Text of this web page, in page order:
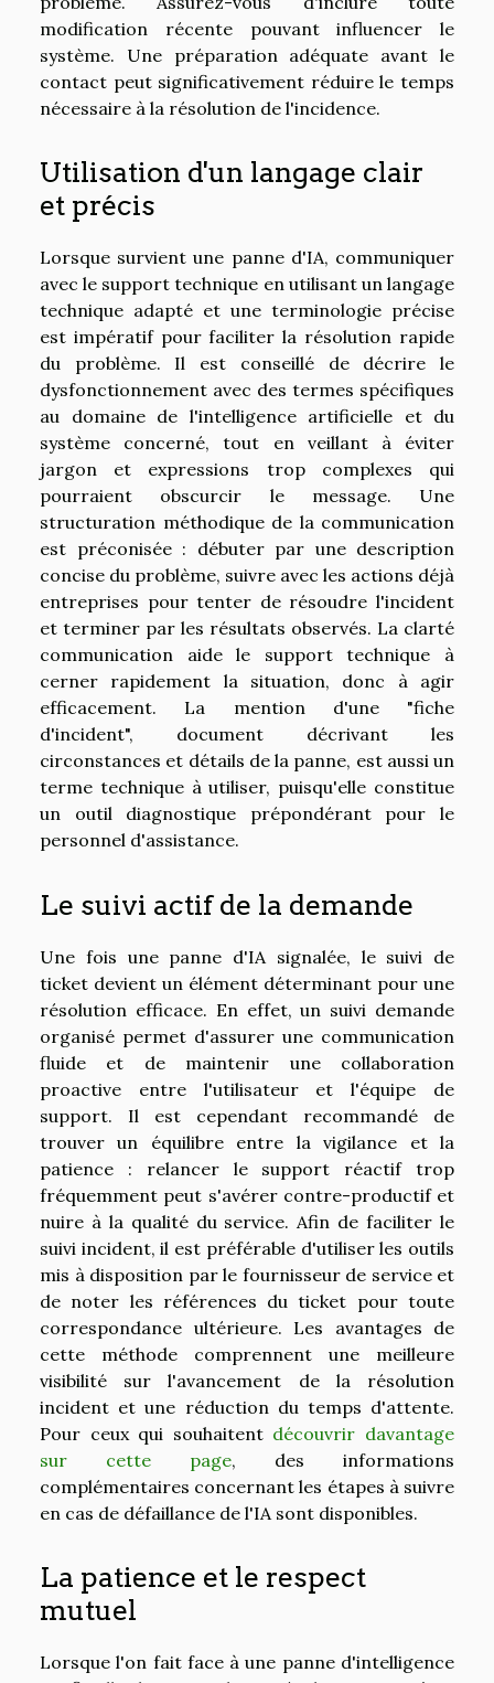
modification récente pouvant influencer le
système. Une préparation adéquate avant le
contact peut significativement réduire le temps
nécessaire à la résolution de l'incidence.
Utilisation d'un langage clair
et précis
Lorsque survient une panne d'IA, communiquer
avec le support technique en utilisant un langage
technique adapté et une terminologie précise
est impératif pour faciliter la résolution rapide
du problème. Il est conseillé de décrire le
dysfonctionnement avec des termes spécifiques
au domaine de l'intelligence artificielle et du
système concerné, tout en veillant à éviter
jargon et expressions trop complexes qui
pourraient obscurcir le message. Une
structuration méthodique de la communication
est préconisée : débuter par une description
concise du problème, suivre avec les actions déjà
entreprises pour tenter de résoudre l'incident
et terminer par les résultats observés. La clarté
communication aide le support technique à
cerner rapidement la situation, donc à agir
efficacement. La mention d'une "fiche
d'incident", document décrivant les
circonstances et détails de la panne, est aussi un
terme technique à utiliser, puisqu'elle constitue
un outil diagnostique prépondérant pour le
personnel d'assistance.
Le suivi actif de la demande
Une fois une panne d'IA signalée, le suivi de
ticket devient un élément déterminant pour une
résolution efficace. En effet, un suivi demande
organisé permet d'assurer une communication
fluide et de maintenir une collaboration
proactive entre l'utilisateur et l'équipe de
support. Il est cependant recommandé de
trouver un équilibre entre la vigilance et la
patience : relancer le support réactif trop
fréquemment peut s'avérer contre-productif et
nuire à la qualité du service. Afin de faciliter le
suivi incident, il est préférable d'utiliser les outils
mis à disposition par le fournisseur de service et
de noter les références du ticket pour toute
correspondance ultérieure. Les avantages de
cette méthode comprennent une meilleure
visibilité sur l'avancement de la résolution
incident et une réduction du temps d'attente.
Pour ceux qui souhaitent découvrir davantage
sur cette page, des informations
complémentaires concernant les étapes à suivre
en cas de défaillance de l'IA sont disponibles.
La patience et le respect
mutuel
Lorsque l'on fait face à une panne d'intelligence